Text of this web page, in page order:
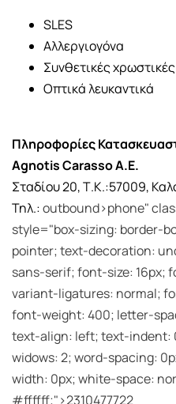
SLES
Αλλεργιογόνα
Συνθετικές
Οπτικά λευκαντικά
Πληροφορίες
Agnotis Carasso Α.Ε.
Σταδίου 20, Τ.Κ.:57009,
Τηλ.:outbound>phone"
style="box-sizing: border-
pointer; text-decoration:
sans-serif; font-size: 16px;
variant-ligatures: normal;
font-weight: 400; letter-
text-align: left; text-indent:
widows: 2; word-spacing:
width: 0px; white-space:
#ffffff;">2310477722